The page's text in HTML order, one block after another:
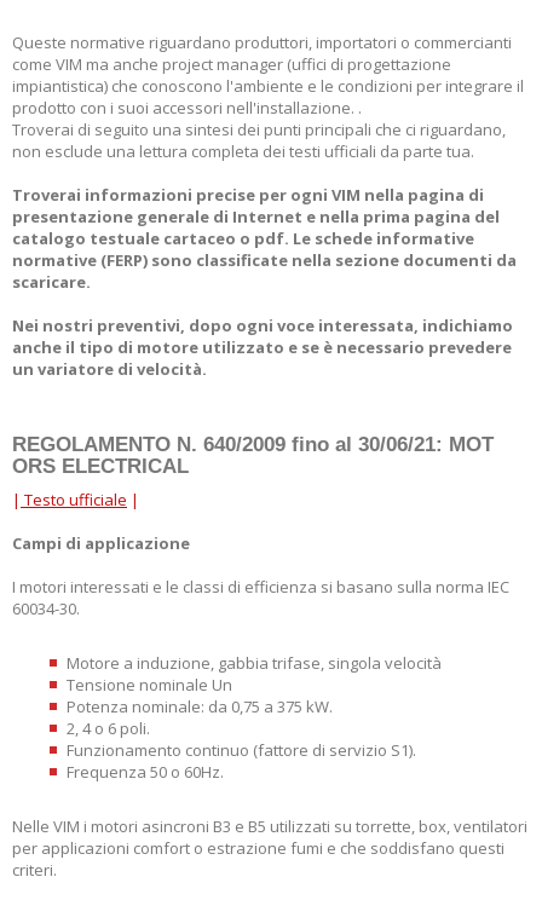
Queste normative riguardano produttori, importatori o commercianti
come VIM ma anche project manager (uffici di progettazione
impiantistica) che conoscono l'ambiente e le condizioni per integrare il
prodotto con i suoi accessori nell'installazione. .
Troverai di seguito una sintesi dei punti principali che ci riguardano,
non esclude una lettura completa dei testi ufficiali da parte tua.
Troverai informazioni precise per ogni VIM nella pagina di
presentazione generale di Internet e nella prima pagina del
catalogo testuale cartaceo o pdf. Le schede informative
normative (FERP) sono classificate nella sezione documenti da
scaricare.
Nei nostri preventivi, dopo ogni voce interessata, indichiamo
anche il tipo di motore utilizzato e se è necessario prevedere
un variatore di velocità.
REGOLAMENTO N. 640/2009 fino al 30/06/21: MOT
ORS ELECTRICAL
| Testo ufficiale |
Campi di applicazione
I motori interessati e le classi di efficienza si basano sulla norma IEC
60034-30.
Motore a induzione, gabbia trifase, singola velocità
Tensione nominale Un
Potenza nominale: da 0,75 a 375 kW.
2, 4 o 6 poli.
Funzionamento continuo (fattore di servizio S1).
Frequenza 50 o 60Hz.
Nelle VIM i motori asincroni B3 e B5 utilizzati su torrette, box, ventilatori
per applicazioni comfort o estrazione fumi e che soddisfano questi
criteri.